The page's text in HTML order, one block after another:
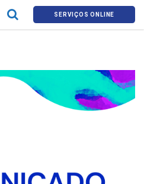
SERVIÇOS ONLINE